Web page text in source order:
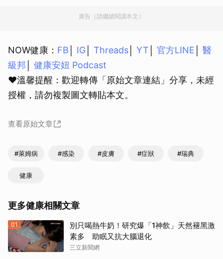
廣告（請繼續閱讀本文）
NOW健康： FB IG Threads YT 官方LINE
醫
級邦
健康安妞 Podcast
❤溫馨提醒：歡迎轉傳「原始文章連結」分享，未經
授權，請勿複製圖文轉貼本文。
查看原始文章
#萊姆病 #感染 #皮膚 #症狀 #瑞典
健康
更多健康相關文章
01
別只喝熱牛奶！研究爆「1神飲」天然褪黑激
素多 助眠又抗大腦退化
三立新聞網